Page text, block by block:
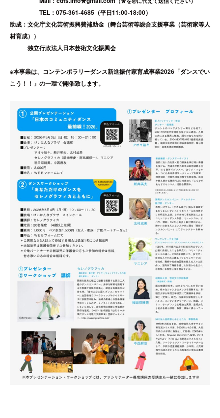
TEL：075-361-4685（平日11:00‐18:00）
助成：文化庁文化芸術振興費補助金（舞台芸術等総合支援事業（芸術家等人
材育成））
独立行政法人日本芸術文化振興会
※本事業は、コンテンポラリーダンス新進振付家育成事業2026「ダンスでい
こう！！」の一環で開催致します。